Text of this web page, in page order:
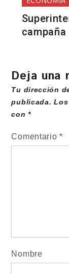
Deja una
Tu dirección
publicada.
con*
Comentario*
Nombre